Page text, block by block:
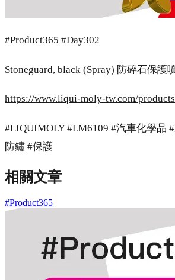
#Product365 #Day302
Stoneguard, black (Spray) 防碎石保護
https://www.liqui-moly-tw.com/
#LIQUIMOLY #LM6109 #汽車化學品
防鏽 #保護
相關文章
#Product365